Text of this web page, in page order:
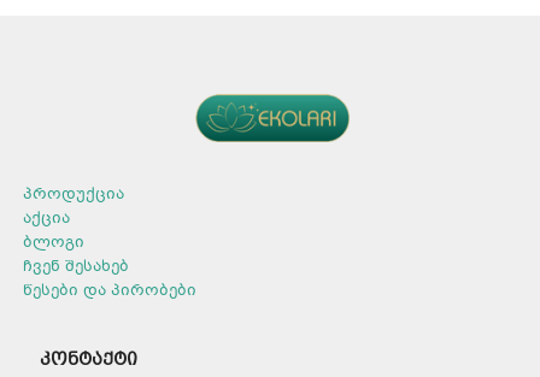
მოცულობა: 400 გ.
გამოყენების წესი
პროდუქცია
აქცია
ბლოგი
ჩვენ შესახებ
წესები და პირობები
კონტაქტი